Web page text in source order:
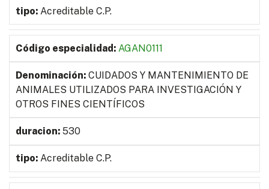
Acreditable C.P.
AGAN0111
CUIDADOS Y MANTENIMIENTO DE
ANIMALES UTILIZADOS PARA INVESTIGACIÓN Y
OTROS FINES CIENTÍFICOS
530
Acreditable C.P.